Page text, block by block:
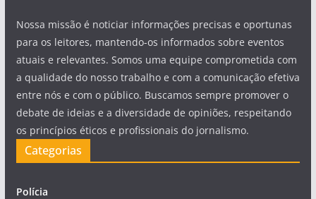
Nossa missão é noticiar informações precisas e oportunas
para os leitores, mantendo-os informados sobre eventos
atuais e relevantes. Somos uma equipe comprometida com
a qualidade do nosso trabalho e com a comunicação efetiva
entre nós e com o público. Buscamos sempre promover o
debate de ideias e a diversidade de opiniões, respeitando
os princípios éticos e profissionais do jornalismo.
Categorias
Polícia